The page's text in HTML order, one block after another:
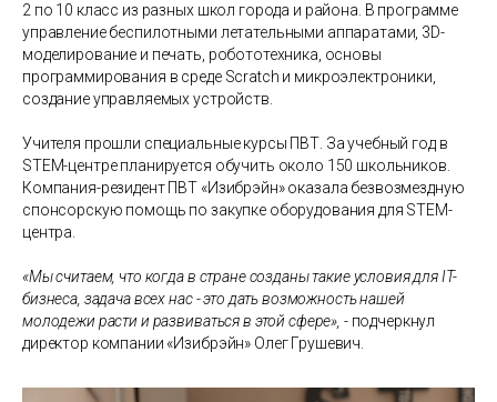
2 по 10 класс из разных школ города и района. В программе
управление беспилотными летательными аппаратами, 3D-
моделирование и печать, робототехника, основы
программирования в среде Scratch и микроэлектроники,
создание управляемых устройств.
Учителя прошли специальные курсы ПВТ. За учебный год в
STEM-центре планируется обучить около 150 школьников.
Компания-резидент ПВТ «Изибрэйн» оказала безвозмездную
спонсорскую помощь по закупке оборудования для STEM-
центра.
«Мы считаем, что когда в стране созданы такие условия для IT-
бизнеса, задача всех нас - это дать возможность нашей
молодежи расти и развиваться в этой сфере», - подчеркнул
директор компании «Изибрэйн» Олег Грушевич.